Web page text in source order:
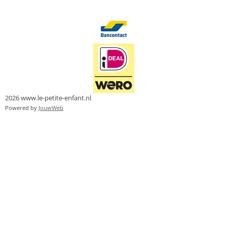
2026 www.le-petite-enfant.nl
Powered by JouwWeb